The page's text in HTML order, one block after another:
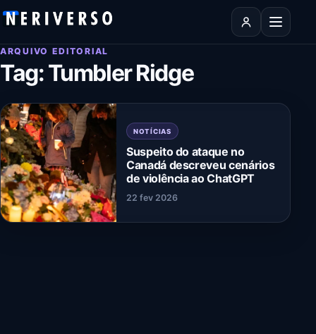
Pular para o conteúdo
Abrir
ARQUIVO EDITORIAL
Tag:Tumbler Ridge
NOTÍCIAS
Suspeito do ataque no
Canadá descreveu cenários
de violência ao ChatGPT
22 fev 2026